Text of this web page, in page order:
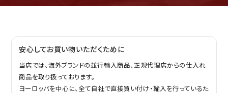
安心してお買い物いただくために
当店では、海外ブランドの並行輸入商品、正規代理店からの仕入れ
商品を取り扱っております。
ヨーロッパを中心に、全て自社で直接買い付け・輸入を行っているた